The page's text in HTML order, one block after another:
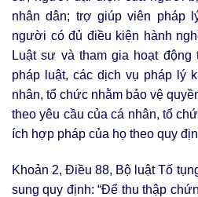
nhân dân; trợ giúp viên pháp
người có đủ điều kiện hành
Luật sư và tham gia hoạt
pháp luật, các dịch vụ pháp lý
nhân, tổ chức nhằm bảo vệ
theo yêu cầu của cá nhân, tổ
ích hợp pháp của họ theo quy
Khoản 2, Điều 88, Bộ luật Tố
sung quy định: “Để thu thập